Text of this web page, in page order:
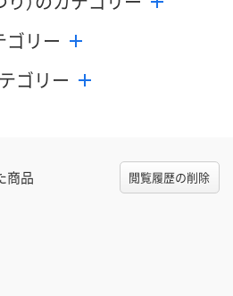
数量
ゴリー
ゴリー
商品 閲覧履歴の削除